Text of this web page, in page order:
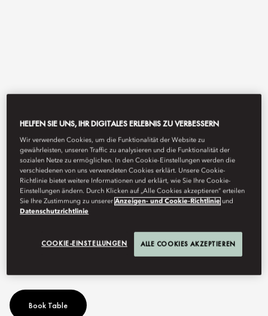
View All
RAMSAY'S KITCHEN BY
GORDON RAMSAY
Ramsay's Kitchen is an experience like no other.
Book Table
HELFEN SIE UNS, IHR DIGITALES ERLEBNIS ZU VERBESSERN
Wir verwenden Cookies, um die Funktionalität der Website zu
gewährleisten, unseren Traffic zu analysieren und die Funktionalität der
sozialen Netze zu ermöglichen. In den Cookie-Einstellungen werden die
verschiedenen von uns verwendeten Cookies erklärt. Unsere Cookie-
Richtlinie bietet weitere Informationen und erklärt, wie Sie Ihre Cookie-
Einstellungen ändern. Durch Klicken auf „Alle Cookies akzeptieren“ erteilen
Sie Ihre Zustimmung zu unsererAnzeigen- und Cookie-Richtlinie und
Datenschutzrichtlinie
COOKIE-EINSTELLUNGEN ALLE COOKIES AKZEPTIEREN